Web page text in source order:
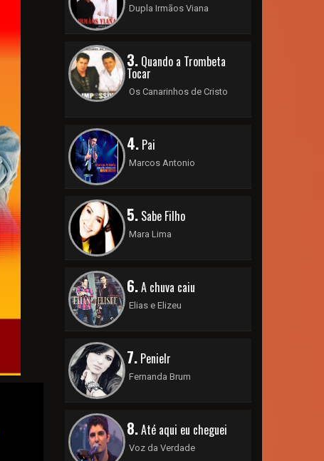
Dupla Irmãos Viana
3.Quando a Trombeta
Tocar
Os Canarinhos de Cristo
4.Pai
Marcos Antonio
5.Sabe Filho
Mara Lima
6.A chuva caiu
Elias e Elizeu
7.Penielr
Fernanda Brum
8.Até aqui eu cheguei
Voz da Verdade